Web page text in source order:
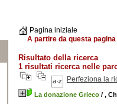
Pagina iniziale
A partire da questa
Risultato della ricerca
1 risultati ricerca nelle
Perfeziona la
La donazione Grieco / ,